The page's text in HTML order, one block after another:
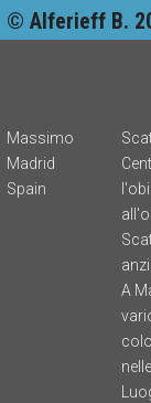
© Alferieff B.
Massimo
Madrid
Spain
A